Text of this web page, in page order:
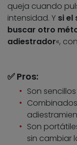
queja cuando
intensidad. Y si el
buscar otro
adiestrador«,
✅ Pros:
Son
Son
sin cambiar